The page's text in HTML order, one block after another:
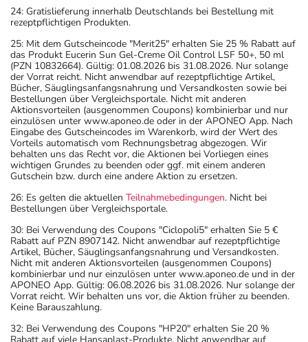
24: Gratislieferung innerhalb Deutschlands bei Bestellung mit
rezeptpflichtigen Produkten.
25: Mit dem Gutscheincode "Merit25" erhalten Sie 25 % Rabatt auf
das Produkt Eucerin Sun Gel-Creme Oil Control LSF 50+, 50 ml
(PZN 10832664). Gültig: 01.08.2026 bis 31.08.2026. Nur solange
der Vorrat reicht. Nicht anwendbar auf rezeptpflichtige Artikel,
Bücher, Säuglingsanfangsnahrung und Versandkosten sowie bei
Bestellungen über Vergleichsportale. Nicht mit anderen
Aktionsvorteilen (ausgenommen Coupons) kombinierbar und nur
einzulösen unter www.aponeo.de oder in der APONEO App. Nach
Eingabe des Gutscheincodes im Warenkorb, wird der Wert des
Vorteils automatisch vom Rechnungsbetrag abgezogen. Wir
behalten uns das Recht vor, die Aktionen bei Vorliegen eines
wichtigen Grundes zu beenden oder ggf. mit einem anderen
Gutschein bzw. durch eine andere Aktion zu ersetzen.
26: Es gelten die aktuellen Teilnahmebedingungen. Nicht bei
Bestellungen über Vergleichsportale.
30: Bei Verwendung des Coupons "Ciclopoli5" erhalten Sie 5 €
Rabatt auf PZN 8907142. Nicht anwendbar auf rezeptpflichtige
Artikel, Bücher, Säuglingsanfangsnahrung und Versandkosten.
Nicht mit anderen Aktionsvorteilen (ausgenommen Coupons)
kombinierbar und nur einzulösen unter www.aponeo.de und in der
APONEO App. Gültig: 06.08.2026 bis 31.08.2026. Nur solange der
Vorrat reicht. Wir behalten uns vor, die Aktion früher zu beenden.
Keine Barauszahlung.
32: Bei Verwendung des Coupons "HP20" erhalten Sie 20 %